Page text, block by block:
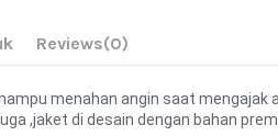
Reviews(0)
menahan angin saat
,jaket di desain dengan bahan